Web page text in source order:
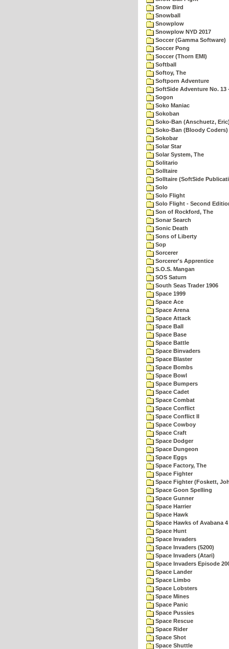
Snow Bird
Snowball
Snowplow
Snowplow NYD 2017
Soccer (Gamma Software)
Soccer Pong
Soccer (Thorn EMI)
Softball
Softoy, The
Softporn Adventure
SoftSide Adventure No. 13
Sogon
Soko Maniac
Sokoban
Soko-Ban (Anschuetz,
Soko-Ban (Bloody Coders)
Sokobar
Solar Star
Solar System, The
Solitario
Solltaire
Solltaire (SoftSide
Solo
Solo Flight
Solo Flight - Second
Son of Rockford, The
Sonar Search
Sonic Death
Sons of Liberty
Sop
Sorcerer
Sorcerer's Apprentice
S.O.S. Mangan
SOS Saturn
South Seas Trader 1906
Space 1999
Space Ace
Space Arena
Space Attack
Space Ball
Space Base
Space Battle
Space Binvaders
Space Blaster
Space Bombs
Space Bowl
Space Bumpers
Space Cadet
Space Combat
Space Conflict
Space Conflict II
Space Cowboy
Space Craft
Space Dodger
Space Dungeon
Space Eggs
Space Factory, The
Space Fighter
Space Fighter (Foskett,
Space Goon Spelling
Space Gunner
Space Harrier
Space Hawk
Space Hawks of Avabana 4
Space Hunt
Space Invaders
Space Invaders (5200)
Space Invaders (Atari)
Space Invaders Episode
Space Lander
Space Limbo
Space Lobsters
Space Mines
Space Panic
Space Pussies
Space Rescue
Space Rider
Space Shot
Space Shuttle